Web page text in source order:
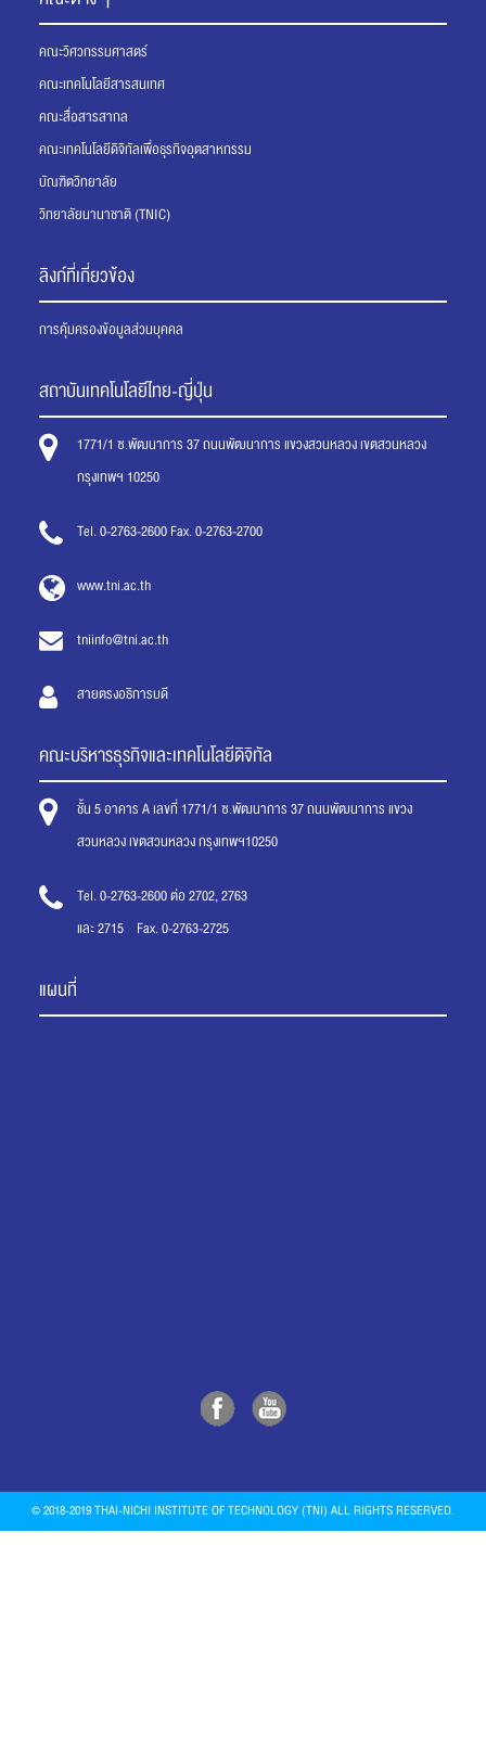
คณะวิศวกรรมศาสตร์
คณะเทคโนโลยีสารสนเทศ
คณะสื่อสารสากล
คณะเทคโนโลยีดิจิทัลเพื่อธุรกิจอุตสาหกรรม
บัณฑิตวิทยาลัย
วิทยาลัยนานาชาติ (TNIC)
ลิงก์ที่เกี่ยวข้อง
การคุ้มครองข้อมูลส่วนบุคคล
สถาบันเทคโนโลยีไทย-ญี่ปุ่น
1771/1 ซ.พัฒนาการ 37 ถนนพัฒนาการ แขวงสวนหลวง เขตสวนหลวง
กรุงเทพฯ 10250
Tel. 0-2763-2600 Fax. 0-2763-2700
www.tni.ac.th
tniinfo@tni.ac.th
สายตรงอธิการบดี
คณะบริหารธุรกิจและเทคโนโลยีดิจิทัล
ชั้น 5 อาคาร A เลขที่ 1771/1 ซ.พัฒนาการ 37 ถนนพัฒนาการ แขวง
สวนหลวง เขตสวนหลวง กรุงเทพฯ10250
Tel. 0-2763-2600 ต่อ 2702, 2763
และ 2715 Fax. 0-2763-2725
แผนที่
© 2018-2019 THAI-NICHI INSTITUTE OF TECHNOLOGY (TNI) ALL RIGHTS RESERVED.